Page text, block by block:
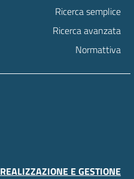
Ricerca semplice
Ricerca avanzata
Normattiva
REALIZZAZIONE E GESTIONE